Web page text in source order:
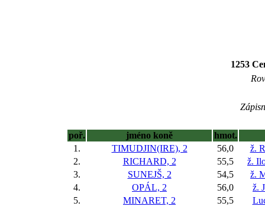
1253
poř. jméno koně
hmot.
1.
TIMUDJIN(IRE), 2 56,0
ž.
2.
RICHARD, 2 55,5
ž.
3.
SUNEJŠ, 2 54,5
ž.
4.
OPÁL, 2 56,0
ž.
5.
MINARET, 2 55,5